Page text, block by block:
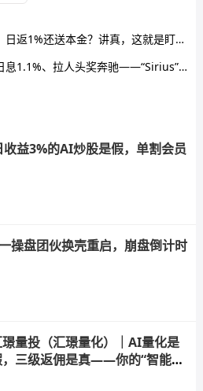
还送本金？讲真，这就是盯着你钱包的杀猪盘
奔驰——“Sirius”骗局正在疯狂收割，你的钱根本没进过研发账户
益3%的AI炒股是假，单割会员
操盘团伙换壳重启，崩盘倒计时
量投（汇璟量化）｜AI量化是
三级返佣是真——你的“智能选